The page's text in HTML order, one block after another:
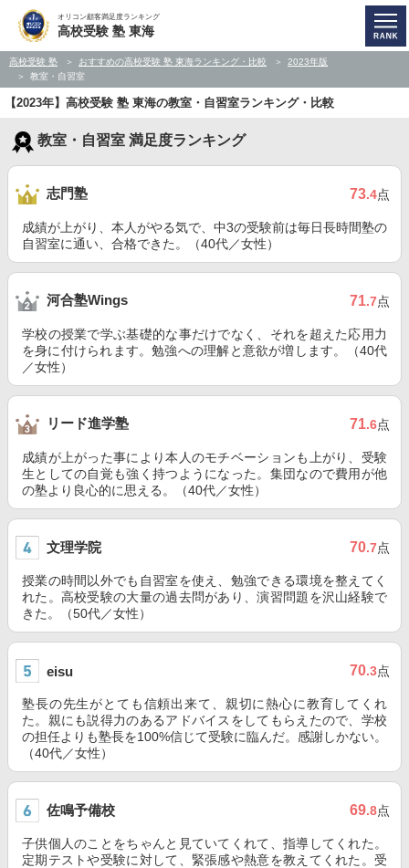
オリコン顧客満足度ランキング
高校受験 塾 東海
高校受験 塾 おすすめの高校受験 塾 東海ランキング・比較
2023年版
教室・自習室
【2023年】高校受験 塾 東海の教室・自習室ランキング・比較
教室・自習室 満足度ランキング
志門塾 73.4点
成績が上がり、本人がやる気で、中3の受験前は毎日長時間塾の
自習室に通い、合格できた。（40代／女性）
河合塾Wings 71.7点
学校の授業で学ぶ基礎的な事だけでなく、それを超えた応用力
を身に付けられます。勉強への理解と意欲が増します。（40代
／女性）
リード進学塾 71.6点
成績が上がった事により本人のモチベーションも上がり、受験
生としての自覚も強く持つようになった。集団なので費用が他
の塾より良心的に思える。（40代／女性）
文理学院 70.7点
授業の時間以外でも自習室を使え、勉強できる環境を整えてく
れた。高校受験の大量の過去問があり、演習問題を沢山経験で
きた。（50代／女性）
eisu 70.3点
塾長の先生がとても信頼出来て、親切に熱心に教育してくれ
た。親にも説得力のあるアドバイスをしてもらえたので、学校
の担任よりも塾長を100%信じて受験に臨んだ。感謝しかない。
（40代／女性）
佐鳴予備校 69.8点
子供個人のことをちゃんと見ていてくれて、指導してくれた。
定期テストや受験に対して、緊張感や熱意を教えてくれた。受